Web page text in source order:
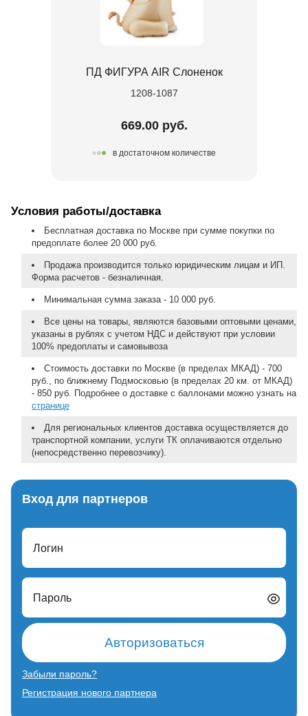
ПД ФИГУРА AIR Слоненок
1208-1087
669.00 руб.
в достаточном количестве
Условия работы/доставка
Бесплатная доставка по Москве при сумме покупки по
предоплате более 20 000 руб.
Продажа производится только юридическим лицам и ИП.
Форма расчетов - безналичная.
Минимальная сумма заказа - 10 000 руб.
Все цены на товары, являются базовыми оптовыми ценами,
указаны в рублях с учетом НДС и действуют при условии
100% предоплаты и самовывоза
Стоимость доставки по Москве (в пределах МКАД) - 700
руб., по ближнему Подмосковью (в пределах 20 км. от МКАД)
- 850 руб. Подробнее о доставке с баллонами можно узнать на
странице
Для региональных клиентов доставка осуществляется до
транспортной компании, услуги ТК оплачиваются отдельно
(непосредственно перевозчику).
Вход для партнеров
Логин
Пароль
Авторизоваться
Забыли пароль?
Регистрация нового партнера